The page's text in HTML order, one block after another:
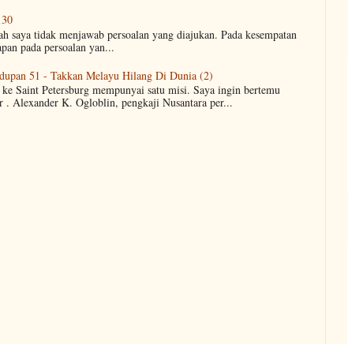
saya tidak menjawab persoalan yang diajukan. Pada kesempatan
pada persoalan yan...
51 - Takkan Melayu Hilang Di Dunia (2)
ke Saint Petersburg mempunyai satu misi. Saya ingin bertemu
. Alexander K. Ogloblin, pengkaji Nusantara per...